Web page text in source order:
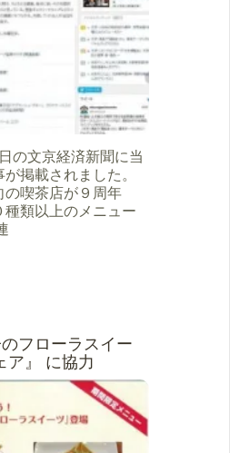
の文京経済新聞に当
掲載されました。
の喫茶店が９周年
類以上のメニュー
のフローラスイー
ア』 に協力